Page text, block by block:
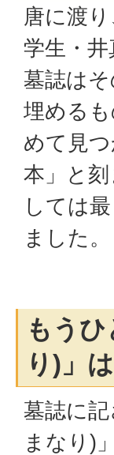
唐に渡
学生・
墓誌は
埋める
めて見
本」と
しては
ました。
もう
り)」
墓誌に
まなり)」